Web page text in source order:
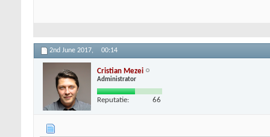
2nd June 2017, 00:14
Cristian Mezei
Administrator
Reputatie: 66